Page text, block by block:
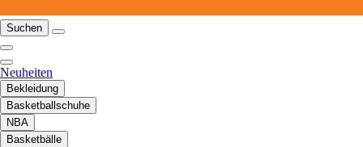
Suchen
Neuheiten
Bekleidung
Basketballschuhe
NBA
Basketbälle